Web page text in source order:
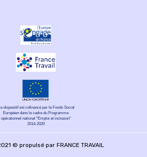
dispositif est cofinancé par le Fonds Social
Européen dans le cadre du Programme
opérationnel national "Emploi et inclusion"
2014-2020
© propulsé par FRANCE TRAVAIL